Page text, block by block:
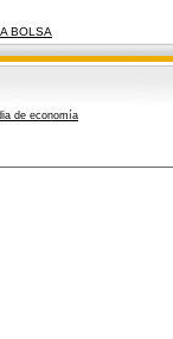
BOLSA
de economía